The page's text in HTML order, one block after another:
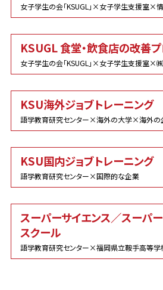
女子学生の会「KSUGL」×女子学生支援室×
KSUGL 食堂・飲食店の改善
女子学生の会「KSUGL」×女子学生支援室×
KSU海外ジョブトレーニング
語学教育研究センター×海外の大学×海外の
KSU国内ジョブトレーニング
語学教育研究センター×国際的な企業
スーパーサイエンス／スーパ
スクール
語学教育研究センター×福岡県立鞍手高等学